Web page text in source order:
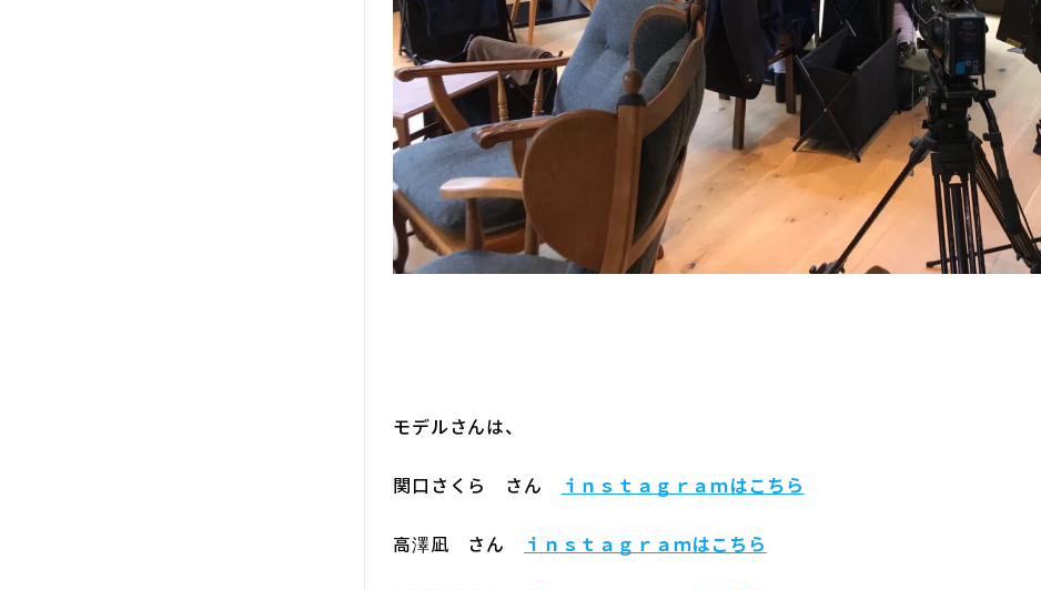
モデルさんは、
関口さくら さん ｉｎｓｔａｇｒａｍはこちら
高澤凪 さん ｉｎｓｔａｇｒａｍはこちら